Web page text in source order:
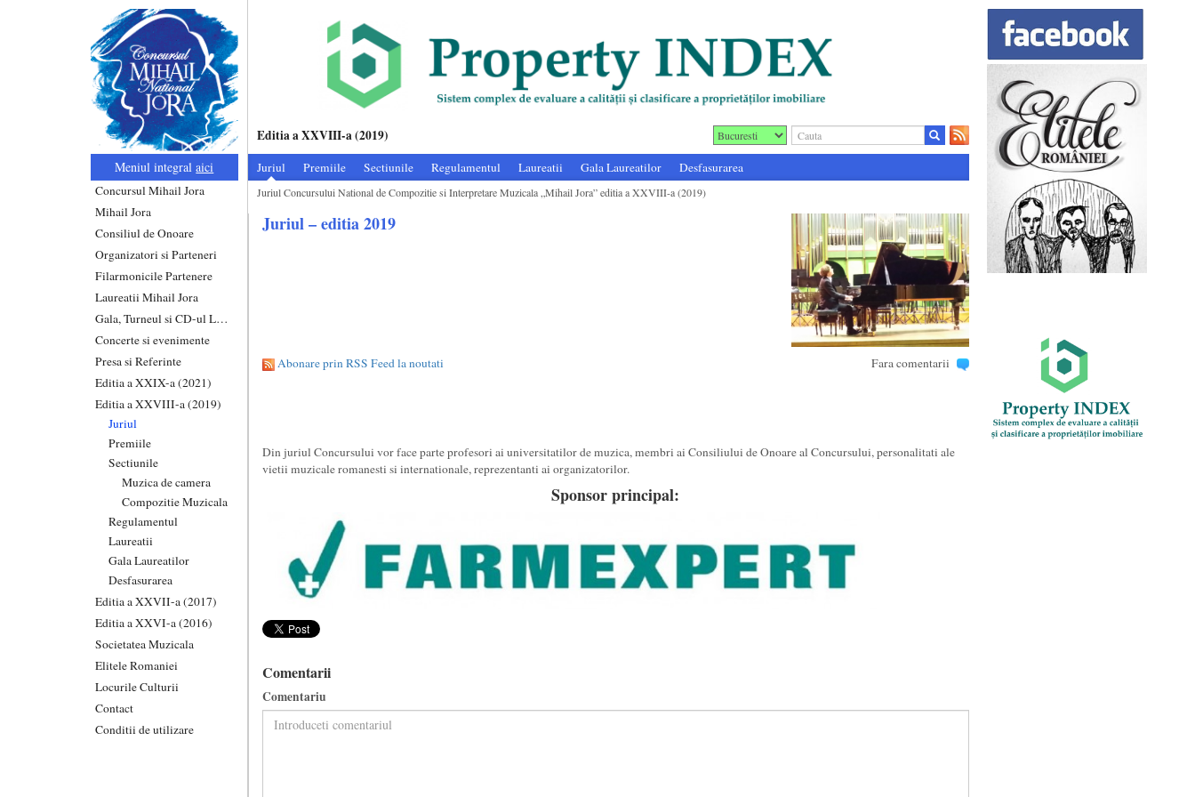
Meniul integralaici
Concursul Mihail Jora
Mihail Jora
Consiliul de Onoare
Organizatori si Parteneri
Filarmonicile Partenere
Laureatii Mihail Jora
Gala, Turneul si CD-ul Laureatilor
Concerte si evenimente
Presa si Referinte
Editia a XXIX-a (2021)
Editia a XXVIII-a (2019)
Juriul
Premiile
Sectiunile
Muzica de camera
Compozitie Muzicala
Regulamentul
Laureatii
Gala Laureatilor
Desfasurarea
Editia a XXVII-a (2017)
Editia a XXVI-a (2016)
Societatea Muzicala
Elitele Romaniei
Locurile Culturii
Contact
Conditii de utilizare
Editia a XXVIII-a (2019)
Juriul Premiile Sectiunile Regulamentul Laureatii Gala Laureatilor Desfasurarea
Juriul Concursului National de Compozitie si Interpretare Muzicala „Mihail Jora” editia a XXVIII-a (2019)
Juriul – editia 2019
Abonare prin RSS Feed la noutati Fara comentarii
Din juriul Concursului vor face parte profesori ai universitatilor de muzica, membri ai Consiliului de Onoare al Concursului, personalitati ale
vietii muzicale romanesti si internationale, reprezentanti ai organizatorilor.
Sponsor principal:
Comentarii
Comentariu